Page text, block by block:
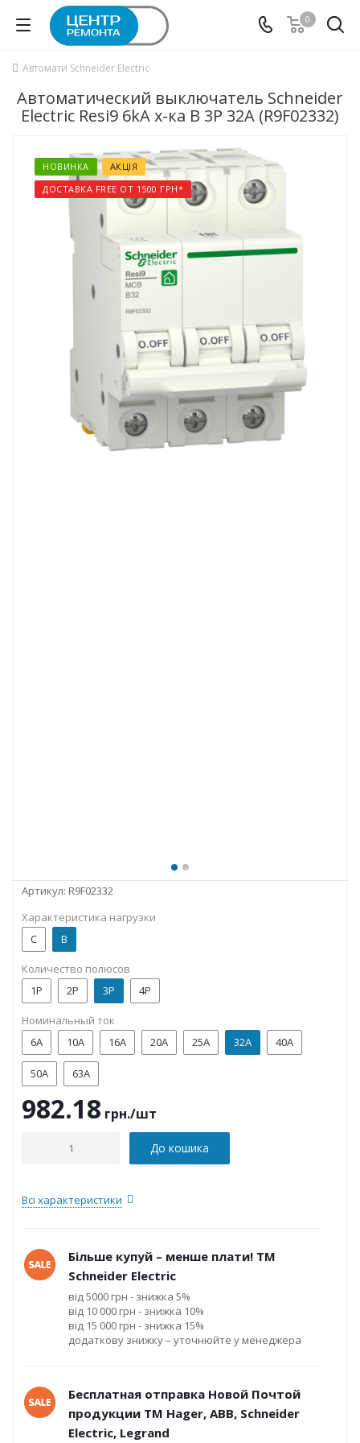
0
Автомати Schneider Electric
Автоматический выключатель Schneider
Electric Resi9 6kA х-ка B 3P 32А (R9F02332)
НОВИНКА
АКЦІЯ
ДОСТАВКА FREE ОТ 1500 ГРН*
Артикул: R9F02332
Характеристика нагрузки
C
B
Количество полюсов
1P
2P 3P 4P
Номинальный ток
6А
10А 16А 20А 25А 32А 40А
50А 63А
982.18 грн./шт
До кошика
Всі характеристики
Більше купуй – менше плати! ТМ
Schneider Electric
від 5000 грн - знижка 5%
від 10 000 грн - знижка 10%
від 15 000 грн - знижка 15%
додаткову знижку – уточнюйте у менеджера
Бесплатная отправка Новой Почтой
продукции ТМ Hager, ABB, Schneider
Electric, Legrand